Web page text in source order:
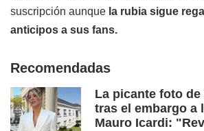
suscripción aunque la rubia sigue
anticipos a sus fans.
Recomendadas
La picante foto de
tras el embargo a
Mauro Icardi: